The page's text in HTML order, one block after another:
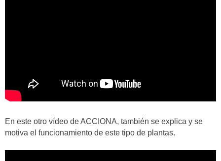
En este otro vídeo de ACCIONA, también se explica y se
motiva el funcionamiento de este tipo de plantas.